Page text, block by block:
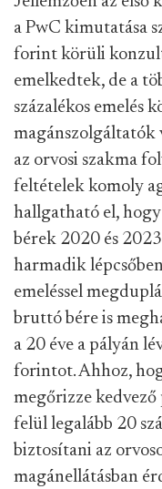
a PwC kimutatása
forint körüli
emelkedtek, de a
százalékos emelés
magánszolgáltatók
az orvosi szakma
feltételek komoly
hallgatható el,
bérek 2020 és
harmadik
emeléssel
bruttó bére is
a 20 éve a pályán
forintot. Ahhoz,
megőrizze
felül legalább 20
biztosítani az
magánellátásban